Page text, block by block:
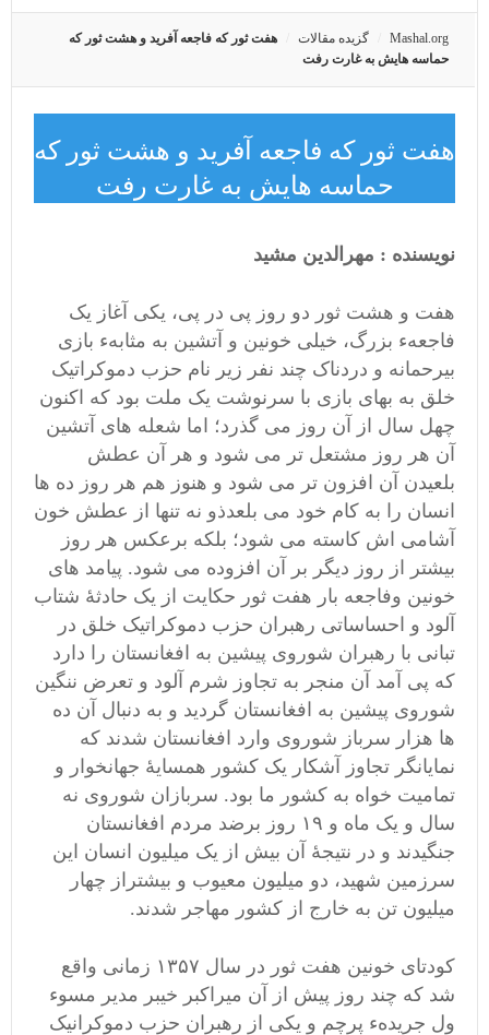
Mashal.org گزیده مقالات
هفت ثور که فاجعه آفرید و هشت ثور که
حماسه هایش به غارت رفت
هفت ثور که فاجعه آفرید و هشت ثور که
حماسه هایش به غارت رفت
نویسنده : مهرالدین مشید
هفت و هشت ثور دو روز پی در پی، یکی آغاز یک
فاجعهء بزرگ، خیلی خونین و آتشین به مثابهء بازی
بیرحمانه و دردناک چند نفر زیر نام حزب دموکراتیک
خلق به بهای بازی با سرنوشت یک ملت بود که اکنون
چهل سال از آن روز می گذرد؛ اما شعله های آتشین
آن هر روز مشتعل تر می شود و هر آن عطش
بلعیدن آن افزون تر می شود و هنوز هم هر روز ده ها
انسان را به کام خود می بلعدذو نه تنها از عطش خون
آشامی اش کاسته می شود؛ بلکه برعکس هر روز
بیشتر از روز دیگر بر آن افزوده می شود. پیامد های
خونین وفاجعه بار هفت ثور حکایت از یک حادثۀ شتاب
آلود و احساساتی رهبران حزب دموکراتیک خلق در
تبانی با رهبران شوروی پیشین به افغانستان را دارد
که پی آمد آن منجر به تجاوز شرم آلود و تعرض ننگین
شوروی پیشین به افغانستان گردید و به دنبال آن ده
ها هزار سرباز شوروی وارد افغانستان شدند که
نمایانگر تجاوز آشکار یک کشور همسایۀ جهانخوار و
تمامیت خواه به کشور ما بود. سربازان شوروی نه
سال و یک ماه و ۱۹ روز برضد مردم افغانستان
جنگیدند و در نتیجۀ آن بیش از یک میلیون انسان این
سرزمین شهید، دو میلیون معیوب و بیشتراز چهار
میلیون تن به خارج از کشور مهاجر شدند.
کودتای خونین هفت ثور در سال ۱۳۵۷ زمانی واقع
شد که چند روز پیش از آن میراکبر خیبر مدیر مسوء
ول جریدهء پرچم و یکی از رهبران حزب دموکرانیک